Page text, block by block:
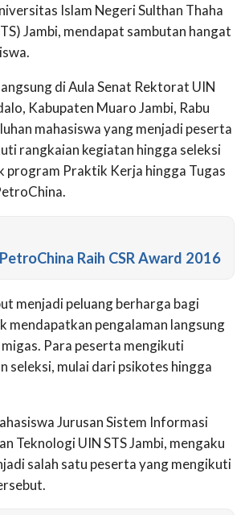
Islam Negeri Sulthan Thaha
Jambi, mendapat sambutan hangat
di Aula Senat Rektorat UIN
Kabupaten Muaro Jambi, Rabu
mahasiswa yang menjadi peserta
rangkaian kegiatan hingga seleksi
program Praktik Kerja hingga Tugas
Raih CSR Award 2016
menjadi peluang berharga bagi
mendapatkan pengalaman langsung
Para peserta mengikuti
seleksi, mulai dari psikotes hingga
Jurusan Sistem Informasi
Teknologi UIN STS Jambi, mengaku
salah satu peserta yang mengikuti